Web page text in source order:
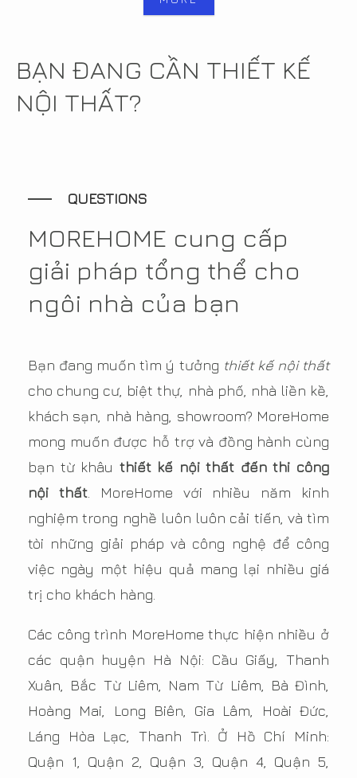
BẠN ĐANG CẦN THIẾT KẾ
NỘI THẤT?
QUESTIONS
MOREHOME cung cấp
giải pháp tổng thể cho
ngôi nhà của bạn
Bạn đang muốn tìm ý tưởng thiết kế nội thất
cho chung cư, biệt thự, nhà phố, nhà liền kề,
khách sạn, nhà hàng, showroom? MoreHome
mong muốn được hỗ trợ và đồng hành cùng
bạn từ khâu thiết kế nội thất đến thi công
nội thất. MoreHome với nhiều năm kinh
nghiệm trong nghề luôn luôn cải tiến, và tìm
tòi những giải pháp và công nghệ để công
việc ngày một hiệu quả mang lại nhiều giá
trị cho khách hàng.
Các công trình MoreHome thực hiện nhiều ở
các quận huyện Hà Nội: Cầu Giấy, Thanh
Xuân, Bắc Từ Liêm, Nam Từ Liêm, Bà Đình,
Hoàng Mai, Long Biên, Gia Lâm, Hoài Đức,
Láng Hòa Lạc, Thanh Trì. Ở Hồ Chí Minh:
Quận 1, Quận 2, Quận 3, Quận 4, Quận 5,